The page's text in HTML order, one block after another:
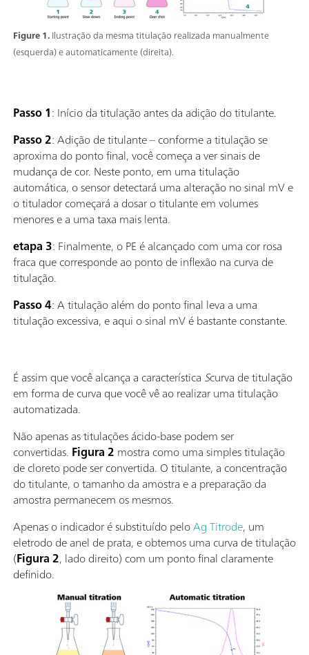
Figure 1.Ilustração da mesma titulação realizada manualmente
(esquerda) e automaticamente (direita).
Passo 1: Início da titulação antes da adição do titulante.
Passo 2: Adição de titulante – conforme a titulação se
aproxima do ponto final, você começa a ver sinais de
mudança de cor. Neste ponto, em uma titulação
automática, o sensor detectará uma alteração no sinal mV e
o titulador começará a dosar o titulante em volumes
menores e a uma taxa mais lenta.
etapa 3: Finalmente, o PE é alcançado com uma cor rosa
fraca que corresponde ao ponto de inflexão na curva de
titulação.
Passo 4: A titulação além do ponto final leva a uma
titulação excessiva, e aqui o sinal mV é bastante constante.
É assim que você alcança a característica Scurva de titulação
em forma de curva que você vê ao realizar uma titulação
automatizada.
Não apenas as titulações ácido-base podem ser
convertidas. Figura 2 mostra como uma simples titulação
de cloreto pode ser convertida. O titulante, a concentração
do titulante, o tamanho da amostra e a preparação da
amostra permanecem os mesmos.
Apenas o indicador é substituído peloAg Titrode, um
eletrodo de anel de prata, e obtemos uma curva de titulação
(Figura 2, lado direito) com um ponto final claramente
definido.